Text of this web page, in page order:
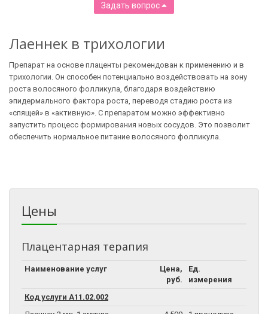
Задать вопрос
Лаеннек в трихологии
Препарат на основе плаценты рекомендован к применению и в
трихологии. Он способен потенциально воздействовать на зону
роста волосяного фолликула, благодаря воздействию
эпидермального фактора роста, переводя стадию роста из
«спящей» в «активную». С препаратом можно эффективно
запустить процесс формирования новых сосудов. Это позволит
обеспечить нормальное питание волосяного фолликула.
Цены
Плацентарная терапия
Наименование услуг
Цена,
руб.
Ед.
измерения
Код услуги А11.02.002